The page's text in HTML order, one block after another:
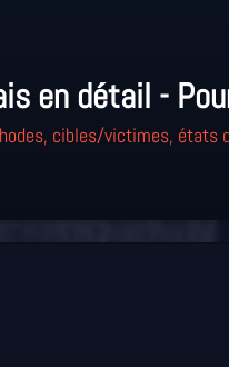
en détail -
cibles/victimes, états